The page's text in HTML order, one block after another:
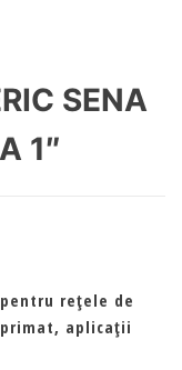
SENA
1″
reţele de
aplicaţii